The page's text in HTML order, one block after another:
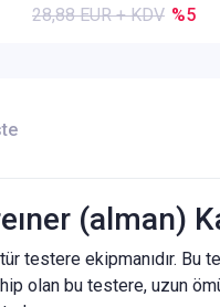
28,88 EUR + KDV %5
(alman)
testere ekipmanıdır.
olan bu testere, uzun